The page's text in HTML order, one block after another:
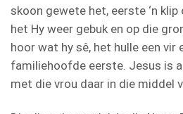
skoon gewete het, eerste ‘n klip
het Hy weer gebuk en op die
hoor wat hy sê, het hulle een vir
familiehoofde eerste. Jesus is
met die vrou daar in die middel